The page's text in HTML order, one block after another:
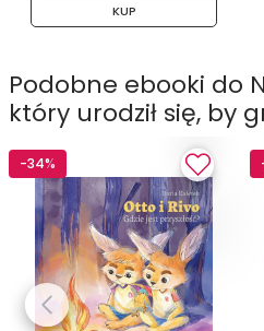
KUP
Podobne ebooki do
który urodził się, by
-34%